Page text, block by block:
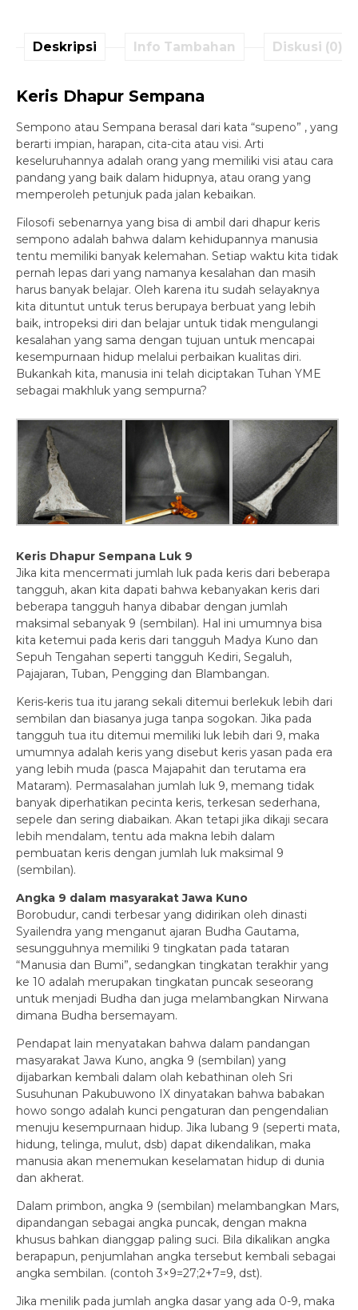
Deskripsi Info Tambahan Diskusi (0)
Keris Dhapur Sempana
Sempono atau Sempana berasal dari kata “supeno” , yang
berarti impian, harapan, cita-cita atau visi. Arti
keseluruhannya adalah orang yang memiliki visi atau cara
pandang yang baik dalam hidupnya, atau orang yang
memperoleh petunjuk pada jalan kebaikan.
Filosofi sebenarnya yang bisa di ambil dari dhapur keris
sempono adalah bahwa dalam kehidupannya manusia
tentu memiliki banyak kelemahan. Setiap waktu kita tidak
pernah lepas dari yang namanya kesalahan dan masih
harus banyak belajar. Oleh karena itu sudah selayaknya
kita dituntut untuk terus berupaya berbuat yang lebih
baik, intropeksi diri dan belajar untuk tidak mengulangi
kesalahan yang sama dengan tujuan untuk mencapai
kesempurnaan hidup melalui perbaikan kualitas diri.
Bukankah kita, manusia ini telah diciptakan Tuhan YME
sebagai makhluk yang sempurna?
Keris Dhapur Sempana Luk 9
Jika kita mencermati jumlah luk pada keris dari beberapa
tangguh, akan kita dapati bahwa kebanyakan keris dari
beberapa tangguh hanya dibabar dengan jumlah
maksimal sebanyak 9 (sembilan). Hal ini umumnya bisa
kita ketemui pada keris dari tangguh Madya Kuno dan
Sepuh Tengahan seperti tangguh Kediri, Segaluh,
Pajajaran, Tuban, Pengging dan Blambangan.
Keris-keris tua itu jarang sekali ditemui berlekuk lebih dari
sembilan dan biasanya juga tanpa sogokan. Jika pada
tangguh tua itu ditemui memiliki luk lebih dari 9, maka
umumnya adalah keris yang disebut keris yasan pada era
yang lebih muda (pasca Majapahit dan terutama era
Mataram). Permasalahan jumlah luk 9, memang tidak
banyak diperhatikan pecinta keris, terkesan sederhana,
sepele dan sering diabaikan. Akan tetapi jika dikaji secara
lebih mendalam, tentu ada makna lebih dalam
pembuatan keris dengan jumlah luk maksimal 9
(sembilan).
Angka 9 dalam masyarakat Jawa Kuno
Borobudur, candi terbesar yang didirikan oleh dinasti
Syailendra yang menganut ajaran Budha Gautama,
sesungguhnya memiliki 9 tingkatan pada tataran
“Manusia dan Bumi”, sedangkan tingkatan terakhir yang
ke 10 adalah merupakan tingkatan puncak seseorang
untuk menjadi Budha dan juga melambangkan Nirwana
dimana Budha bersemayam.
Pendapat lain menyatakan bahwa dalam pandangan
masyarakat Jawa Kuno, angka 9 (sembilan) yang
dijabarkan kembali dalam olah kebathinan oleh Sri
Susuhunan Pakubuwono IX dinyatakan bahwa babakan
howo songo adalah kunci pengaturan dan pengendalian
menuju kesempurnaan hidup. Jika lubang 9 (seperti mata,
hidung, telinga, mulut, dsb) dapat dikendalikan, maka
manusia akan menemukan keselamatan hidup di dunia
dan akherat.
Dalam primbon, angka 9 (sembilan) melambangkan Mars,
dipandangan sebagai angka puncak, dengan makna
khusus bahkan dianggap paling suci. Bila dikalikan angka
berapapun, penjumlahan angka tersebut kembali sebagai
angka sembilan. (contoh 3×9=27;2+7=9, dst).
Jika menilik pada jumlah angka dasar yang ada 0-9, maka